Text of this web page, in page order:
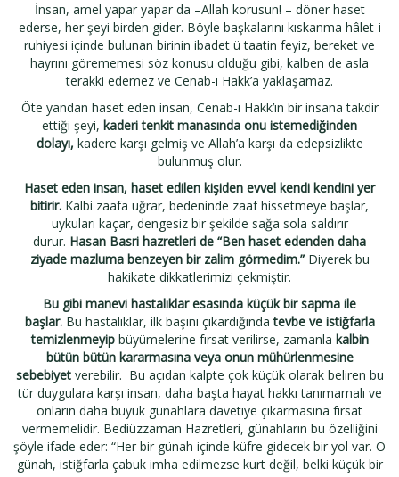
İnsan, amel yapar yapar da –Allah korusun! – döner haset
ederse, her şeyi birden gider. Böyle başkalarını kıskanma hâlet-i
ruhiyesi içinde bulunan birinin ibadet ü taatin feyiz, bereket ve
hayrını görememesi söz konusu olduğu gibi, kalben de asla
terakki edemez ve Cenab-ı Hakk’a yaklaşamaz.
Öte yandan haset eden insan, Cenab-ı Hakk’ın bir insana takdir
ettiği şeyi, kaderi tenkit manasında onu istemediğinden
dolayı, kadere karşı gelmiş ve Allah’a karşı da edepsizlikte
bulunmuş olur.
Haset eden insan, haset edilen kişiden evvel kendi kendini yer
bitirir. Kalbi zaafa uğrar, bedeninde zaaf hissetmeye başlar,
uykuları kaçar, dengesiz bir şekilde sağa sola saldırır
durur. Hasan Basri hazretleri de “Ben haset edenden daha
ziyade mazluma benzeyen bir zalim görmedim.” Diyerek bu
hakikate dikkatlerimizi çekmiştir.
Bu gibi manevi hastalıklar esasında küçük bir sapma ile
başlar.Bu hastalıklar, ilk başını çıkardığındatevbe ve istiğfarla
temizlenmeyipbüyümelerine fırsat verilirse, zamanla kalbin
bütün bütün kararmasına veya onun mühürlenmesine
sebebiyet verebilir. Bu açıdan kalpte çok küçük olarak beliren bu
tür duygulara karşı insan, daha başta hayat hakkı tanımamalı ve
onların daha büyük günahlara davetiye çıkarmasına fırsat
vermemelidir. Bediüzzaman Hazretleri, günahların bu özelliğini
şöyle ifade eder: “Her bir günah içinde küfre gidecek bir yol var. O
günah, istiğfarla çabuk imha edilmezse kurt değil, belki küçük bir